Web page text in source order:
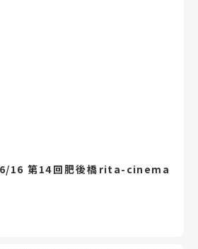
6/16 第14回肥後橋rita-cinema